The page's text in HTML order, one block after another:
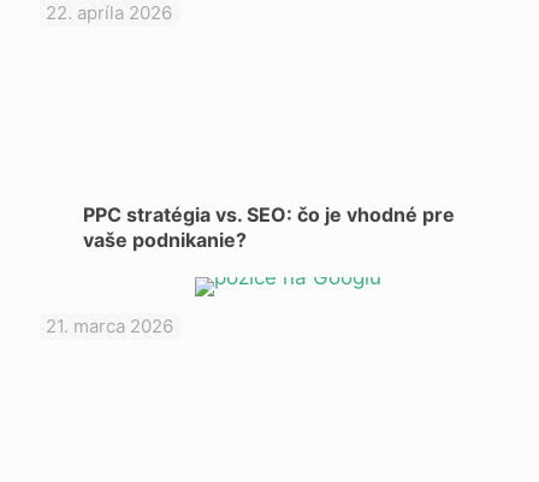
22. apríla 2026
PPC stratégia vs. SEO: čo je vhodné pre
vaše podnikanie?
21. marca 2026